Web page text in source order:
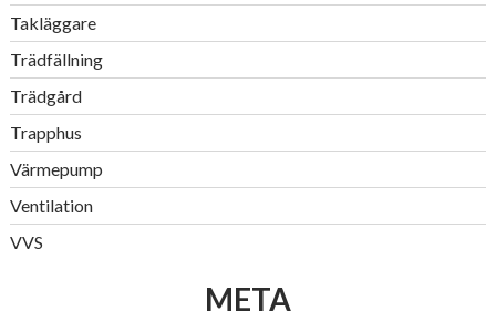
Takläggare
Trädfällning
Trädgård
Trapphus
Värmepump
Ventilation
VVS
META